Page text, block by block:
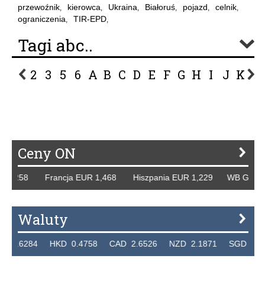
przewoźnik, kierowca, Ukraina, Białoruś, pojazd, celnik,
ograniczenia, TIR-EPD,
Tagi abc..
2 3 5 6 A B C D E F G H I J K L
Ceny ON
Francja EUR 1,468 Hiszpania EUR 1,229 WB GBP
Waluty
HKD 0.4758 CAD 2.6526 NZD 2.1871 SGD